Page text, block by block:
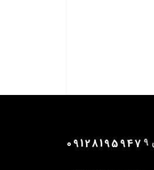
کارشناس فروش (پاسخگویی 9 09128195947